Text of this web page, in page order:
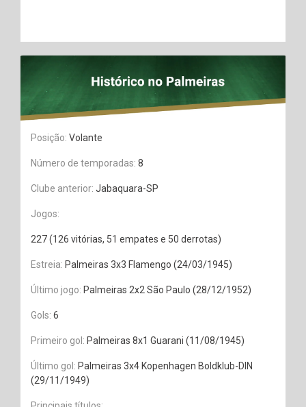
Posição: Volante
Número de temporadas: 8
Clube anterior: Jabaquara-SP
Jogos:
227 (126 vitórias, 51 empates e 50 derrotas)
Estreia: Palmeiras 3x3 Flamengo (24/03/1945)
Último jogo: Palmeiras 2x2 São Paulo (28/12/1952)
Gols: 6
Primeiro gol: Palmeiras 8x1 Guarani (11/08/1945)
Último gol: Palmeiras 3x4 Kopenhagen Boldklub-DIN
(29/11/1949)